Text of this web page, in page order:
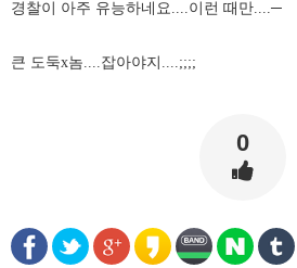
경찰이 아주 유능하네요....이런 때만....─
큰 도둑x놈....잡아야지....;;;;
0